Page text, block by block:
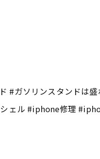
#ガソリンスタンドは
ェル #iphone修理